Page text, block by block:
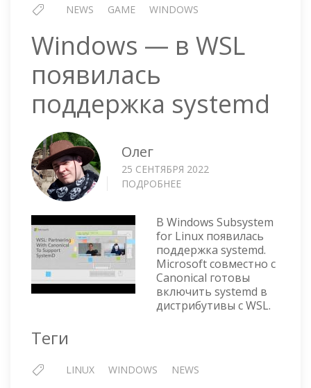
NEWS GAME WINDOWS
Windows — в WSL
появилась
поддержка systemd
Олег
25 СЕНТЯБРЯ 2022
ПОДРОБНЕЕ
В
WSL
ПОЯВИЛАСЬ
ПОДДЕРЖКА
SYSTEMD
В Windows Subsystem
for Linux появилась
поддержка systemd.
Microsoft совместно с
Canonical готовы
включить systemd в
дистрибутивы с WSL.
Теги
LINUX WINDOWS NEWS